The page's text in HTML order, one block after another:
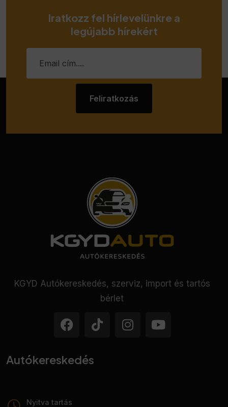
Iratkozz fel hírlevelünkre a
legújabb hírekért
Feliratkozás
KGYD Autókereskedés, szerviz, import és tartós
bérlet
Autókereskedés
Nyitva tartás